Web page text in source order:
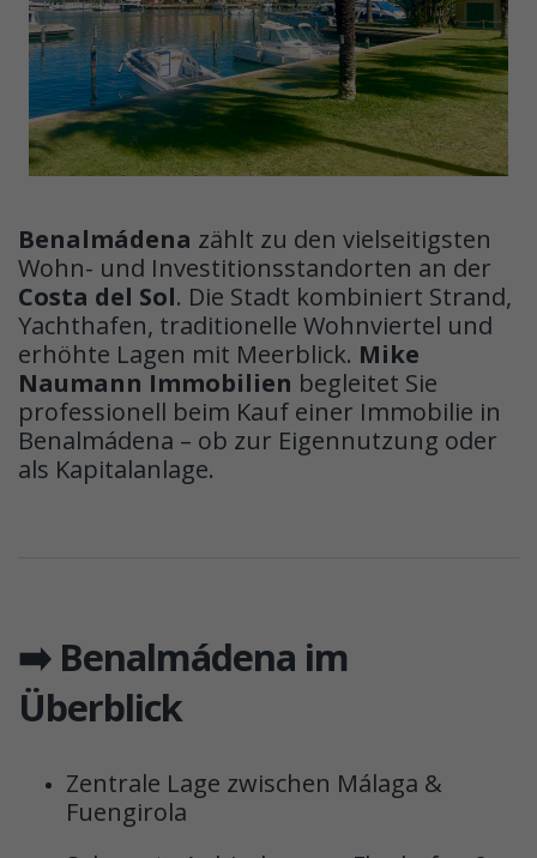
Benalmádena zählt zu den vielseitigsten
Wohn- und Investitionsstandorten an der
Costa del Sol. Die Stadt kombiniert Strand,
Yachthafen, traditionelle Wohnviertel und
erhöhte Lagen mit Meerblick. Mike
Naumann Immobilien begleitet Sie
professionell beim Kauf einer Immobilie in
Benalmádena – ob zur Eigennutzung oder
als Kapitalanlage.
➡️ Benalmádena im
Überblick
Zentrale Lage zwischen Málaga &
Fuengirola